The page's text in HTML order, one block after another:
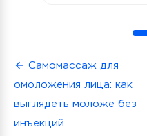
Навигация
по
записям
Самомассаж для
омоложения лица: как
выглядеть моложе без
инъекций